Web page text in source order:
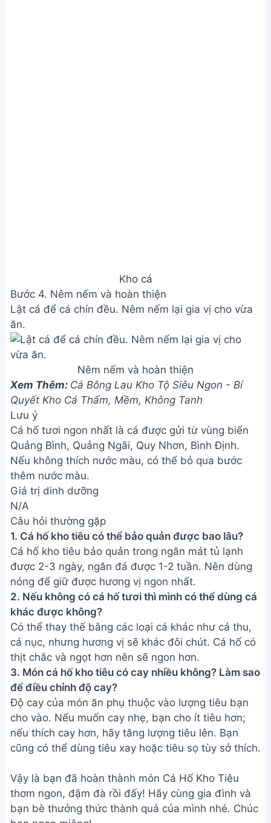
Kho cá
Bước 4. Nêm nếm và hoàn thiện
Lật cá để cá chín đều. Nêm nếm lại gia vị cho vừa
ăn.
Nêm nếm và hoàn thiện
Xem Thêm: Cá Bông Lau Kho Tộ Siêu Ngon - Bí
Quyết Kho Cá Thấm, Mềm, Không Tanh
Lưu ý
Cá hố tươi ngon nhất là cá được gửi từ vùng biển
Quảng Bình, Quảng Ngãi, Quy Nhơn, Bình Định.
Nếu không thích nước màu, có thể bỏ qua bước
thêm nước màu.
Giá trị dinh dưỡng
N/A
Câu hỏi thường gặp
1. Cá hố kho tiêu có thể bảo quản được bao lâu?
Cá hố kho tiêu bảo quản trong ngăn mát tủ lạnh
được 2-3 ngày, ngăn đá được 1-2 tuần. Nên dùng
nóng để giữ được hương vị ngon nhất.
2. Nếu không có cá hố tươi thì mình có thể dùng cá
khác được không?
Có thể thay thế bằng các loại cá khác như cá thu,
cá nục, nhưng hương vị sẽ khác đôi chút. Cá hố có
thịt chắc và ngọt hơn nên sẽ ngon hơn.
3. Món cá hố kho tiêu có cay nhiều không? Làm sao
để điều chỉnh độ cay?
Độ cay của món ăn phụ thuộc vào lượng tiêu bạn
cho vào. Nếu muốn cay nhẹ, bạn cho ít tiêu hơn;
nếu thích cay hơn, hãy tăng lượng tiêu lên. Bạn
cũng có thể dùng tiêu xay hoặc tiêu sọ tùy sở thích.
Vậy là bạn đã hoàn thành món Cá Hố Kho Tiêu
thơm ngon, đậm đà rồi đấy! Hãy cùng gia đình và
bạn bè thưởng thức thành quả của mình nhé. Chúc